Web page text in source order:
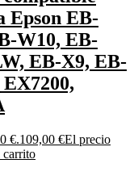
Epson EB-
W10, EB-
EB-X9, EB-
€.109,00 €El precio
carrito